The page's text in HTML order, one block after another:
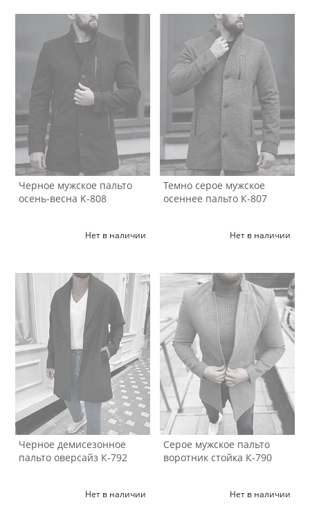
Черное мужское пальто
осень-весна К-808
Нет в наличии
Темно серое мужское
осеннее пальто К-807
Нет в наличии
Черное демисезонное
пальто оверсайз К-792
Нет в наличии
Серое мужское пальто
воротник стойка К-790
Нет в наличии